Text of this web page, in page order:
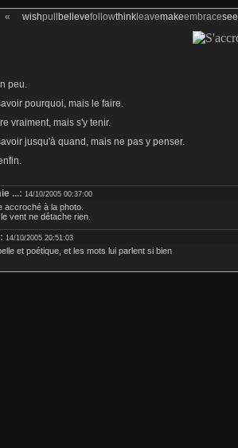
« wishpull believefollowthinkleavemakeembracesee
peu.
pourquoi, mais le faire.
vraiment, mais s'y tenir.
jusqu'à quand, mais ne pas y penser.
...: 14/10/2005 00:37:00
accroché à la photo.
vent ne détache rien.
14/10/2005 20:51:03
et poétique, et les mots lui parlent si bien